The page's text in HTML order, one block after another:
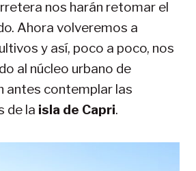
nos harán retomar el
Ahora volveremos a
y así, poco a poco, nos
al núcleo urbano de
antes contemplar las
de la isla de Capri.